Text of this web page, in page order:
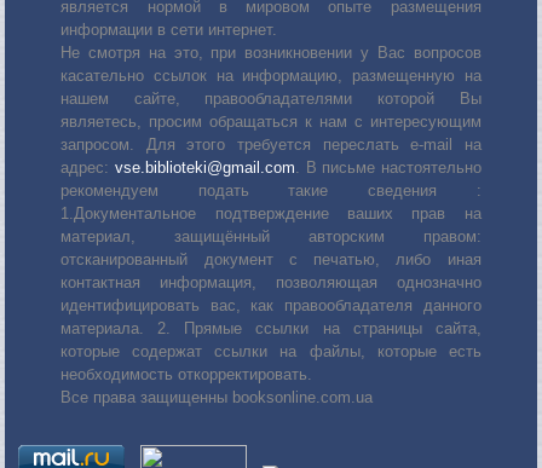
является нормой в мировом опыте размещения
информации в сети интернет.
Не смотря на это, при возникновении у Вас вопросов
касательно ссылок на информацию, размещенную на
нашем сайте, правообладателями которой Вы
являетесь, просим обращаться к нам с интересующим
запросом. Для этого требуется переслать е-mail на
адрес: vse.biblioteki@gmail.com . В письме настоятельно
рекомендуем подать такие сведения :
1.Документальное подтверждение ваших прав на
материал, защищённый авторским правом:
отсканированный документ с печатью, либо иная
контактная информация, позволяющая однозначно
идентифицировать вас, как правообладателя данного
материала. 2. Прямые ссылки на страницы сайта,
которые содержат ссылки на файлы, которые есть
необходимость откорректировать.
Все права защищенны booksonline.com.ua